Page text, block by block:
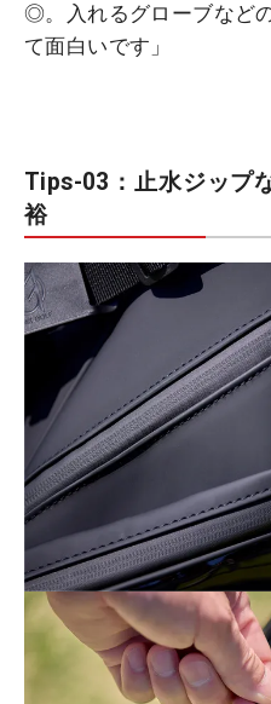
◎。入れるグローブなど
て面白いです」
Tips-03：止水ジップ
裕